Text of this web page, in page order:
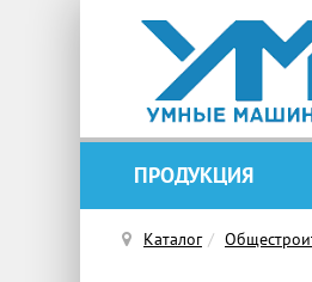
ПРОДУКЦИЯ
Каталог